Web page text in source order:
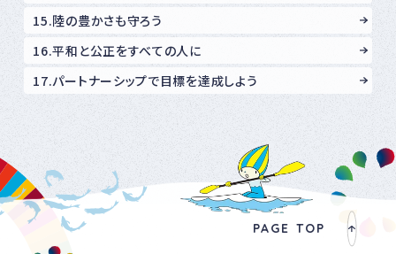
15.陸の豊かさも守ろう
16.平和と公正をすべての人に
17.パートナーシップで目標を達成しよう
PAGE TOP